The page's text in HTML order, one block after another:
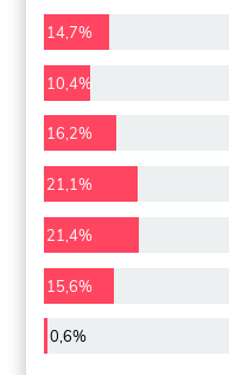
14,7%
10,4%
16,2%
21,1%
21,4%
15,6%
0,6%